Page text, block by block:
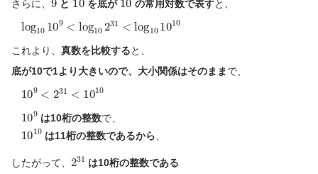
さらに、 と を底が の常用対数で表すと、
log 10109 log 231 log 1010
これより、 真数を比較すると、
底が10で1より大きいので、大小関係はそのまま で、
109 31 10 10
109は10桁の整数で、
10 10は11桁の整数であるから
したがって、 231は10桁の整数である